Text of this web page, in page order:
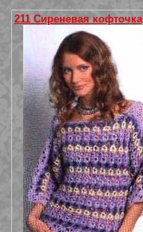
211 Сиреневая кофточка